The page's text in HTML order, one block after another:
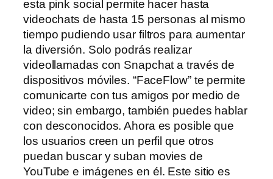
esta pink social permite hacer hasta
videochats de hasta 15 personas al mismo
tiempo pudiendo usar filtros para aumentar
la diversión. Solo podrás realizar
videollamadas con Snapchat a través de
dispositivos móviles. “FaceFlow” te permite
comunicarte con tus amigos por medio de
video; sin embargo, también puedes hablar
con desconocidos. Ahora es posible que
los usuarios creen un perfil que otros
puedan buscar y suban movies de
YouTube e imágenes en él. Este sitio es